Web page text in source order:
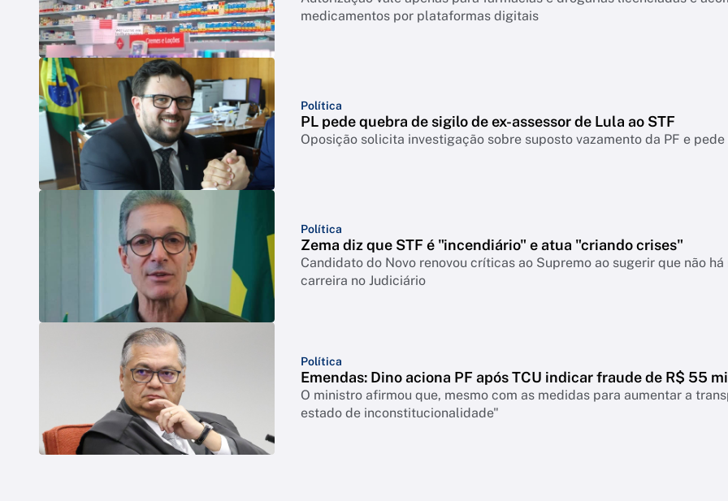
medicamentos por plataformas digitais
Política
PL pede quebra de sigilo de ex-assessor de Lula ao STF
Oposição solicita investigação sobre suposto vazamento da PF e
Política
Zema diz que STF é "incendiário" e atua "criando crises"
Candidato do Novo renovou críticas ao Supremo ao sugerir que não
carreira no Judiciário
Política
Emendas: Dino aciona PF após TCU indicar fraude de R$ 55 mi
O ministro afirmou que, mesmo com as medidas para aumentar a
estado de inconstitucionalidade"